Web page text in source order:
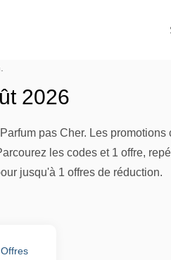
2026
pas Cher. Les
les codes et 1 offre,
jusqu'à 1 offres de réduction.
Offres